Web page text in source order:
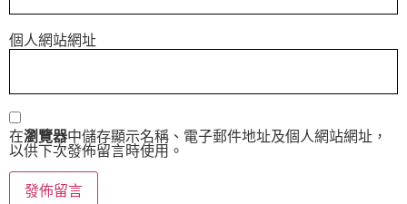
個人網站網址
在瀏覽器中儲存顯示名稱、電子郵件地址及個人網站網址，
以供下次發佈留言時使用。